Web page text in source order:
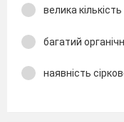
велика
багатий
наявність